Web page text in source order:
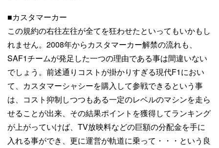
■カスタマーカー
この規約の右往左往が全てを狂わせたといってもいかもし
れません。2008年からカスタマーカー解禁の流れも、
SAF1チームが発足した一つの理由である事は間違いない
でしょう。前述通りコストが掛かりすぎる現代F1におい
て、カスタマーシャシーを購入して参戦できるという事
は、コスト抑制しつつもある一定のレベルのマシンを走ら
せることが出来、その結果ポイントを獲得してランキング
が上がっていけば、TV放映料などの巨額の分配金を手に
入れる事ができ、更に運営が軌道に乗って・・・という良